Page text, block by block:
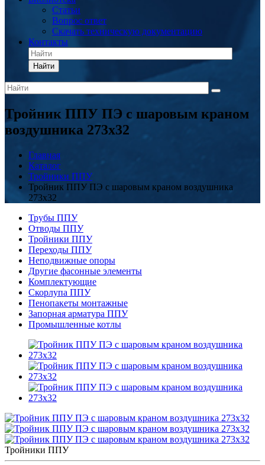
Статьи
Вопрос ответ
Скачать техническую документацию
Контакты
Найти
Тройник ППУ ПЭ с шаровым краном
воздушника 273x32
Главная
Каталог
Тройники ППУ
Тройник ППУ ПЭ с шаровым краном воздушника
273x32
Трубы ППУ
Отводы ППУ
Тройники ППУ
Переходы ППУ
Неподвижные опоры
Другие фасонные элементы
Комплектующие
Скорлупа ППУ
Пенопакеты монтажные
Запорная арматура ППУ
Промышленные котлы
Тройники ППУ